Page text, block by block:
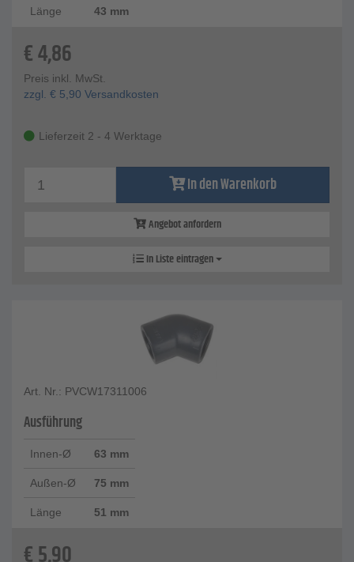
Länge 43 mm
€4,86
Preis inkl. MwSt.
zzgl. € 5,90 Versandkosten
Lieferzeit 2 - 4 Werktage
In den Warenkorb
Angebot anfordern
In Liste eintragen
Art. Nr.: PVCW17311006
Ausführung
Innen-Ø 63 mm
Außen-Ø 75 mm
Länge 51 mm